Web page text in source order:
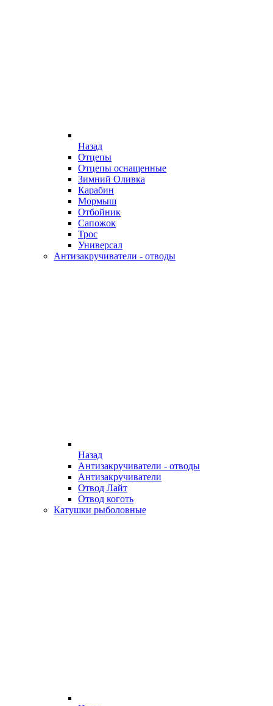
Назад
Отцепы
Отцепы оснащенные
Зимний Оливка
Карабин
Мормыш
Отбойник
Сапожок
Трос
Универсал
Антизакручиватели - отводы
Назад
Антизакручиватели - отводы
Антизакручиватели
Отвод Лайт
Отвод коготь
Катушки рыболовные